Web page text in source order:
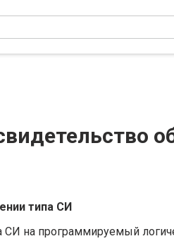
ии типа СИ
СИ на программируемый